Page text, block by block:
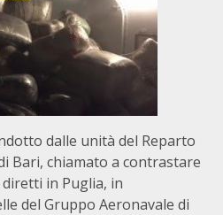
dalle unità del Reparto
Bari, chiamato a contrastare
in Puglia, in
del Gruppo Aeronavale di